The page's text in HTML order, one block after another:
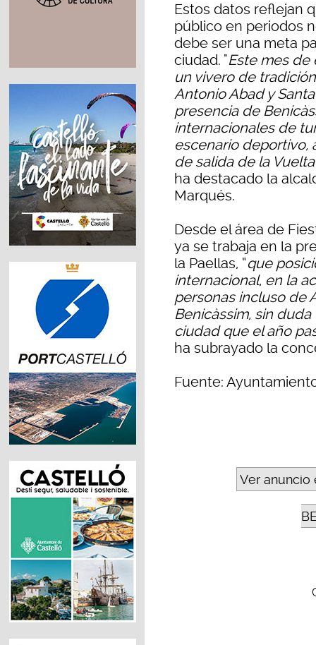
Estos datos reflejan
público en periodos
debe ser una meta
ciudad. "Este mes de
un vivero de
Antonio Abad y
presencia de
internacionales de
escenario deportivo,
de salida de la
ha destacado la
Marqués.
Desde el área de
ya se trabaja en la
la Paellas, “que
internacional, en la
personas incluso de
Benicàssim, sin
ciudad que el año
ha subrayado la
Fuente:
Ver anuncio